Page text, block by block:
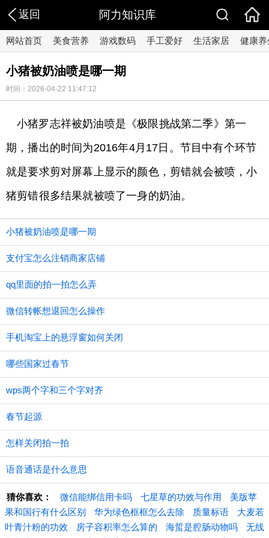
返回 阿力知识库
网站首页 美食营养 游戏数码 手工爱好 生活家居 健康养
小猪被奶油喷是哪一期
时间：2026-04-22 11:47:12
小猪罗志祥被奶油喷是《极限挑战第二季》第一
期，播出的时间为2016年4月17日。节目中有个环节
就是要求剪对屏幕上显示的颜色，剪错就会被喷，小
猪剪错很多结果就被喷了一身的奶油。
小猪被奶油喷是哪一期
支付宝怎么注销商家店铺
qq里面的拍一拍怎么弄
微信转帐想退回怎么操作
手机淘宝上的悬浮窗如何关闭
哪些国家过春节
wps两个字和三个字对齐
春节起源
怎样关闭拍一拍
语音通话是什么意思
猜你喜欢： 微信能绑信用卡吗 七星草的功效与作用
美版苹
果和国行有什么区别
华为绿色框框怎么去除 质量标语
大麦若
叶青汁粉的功效
房子容积率怎么算的 海蜇是腔肠动物吗
无线